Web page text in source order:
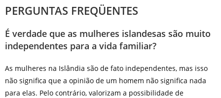
PERGUNTAS FREQÜENTES
É verdade que as mulheres islandesas são muito
independentes para a vida familiar?
As mulheres na Islândia são de fato independentes, mas isso
não significa que a opinião de um homem não significa nada
para elas. Pelo contrário, valorizam a possibilidade de